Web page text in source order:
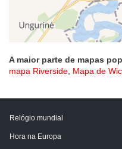
A maior parte de mapas
mapa Riverside, Mapa de
Relógio mundial
Hora na Europa